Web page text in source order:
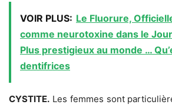
VOIR PLUS: Le Fluorure,
comme neurotoxine dans le
Plus prestigieux au monde …
dentifrices
CYSTITE. Les femmes sont